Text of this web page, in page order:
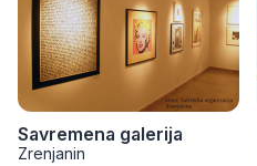
Savremena galerija
Zrenjanin